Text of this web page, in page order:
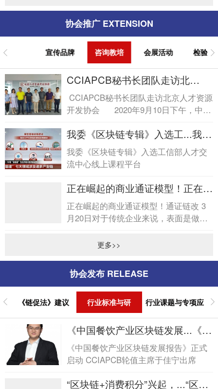
协会推广 EXTENSION
宣传品牌 咨询教培 会展活动 检验认
CCIAPCB秘书长团队走访北
京...CCIAPCB秘书长团队走访北
京...
CCIAPCB秘书长团队走访北京人才资源
开发协会 2020年9月10日下午，中国
长...
我委《区块链专辑》入选工...我委
《区块链专辑》入选工...
我委《区块链专辑》入选工信部人才交
流中心线上课程平台
正在崛起的商业通证模型！正在崛
起的商业通证模型！
正在崛起的商业通证模型！通证链改 3
月20日对于传统企业来说，表面是做产
统时代格局的定格，...
更多>>
协会发布 RELEASE
《链促法》建议
行业标准与研
究报告
行业课题与专项应
用
《中国餐饮产业区块链发展...《中
国餐饮产业区块链发展...
《中国餐饮产业区块链发展报告》正式
启动 CCIAPCB轮值主席于佳宁出席
“区块链+消费积分”兴起，...“区块